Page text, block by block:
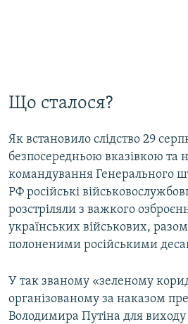
Що сталося?
Як встановило слідство 29
безпосередньою вказівкою та
командування Генерального
РФ російські
розстріляли з важкого
українських військових,
полоненими російськими
У так званому «зеленому
організованому за наказом
Володимира Путіна для виходу